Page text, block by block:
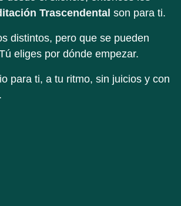
son para ti.
distintos, pero que se pueden
eliges por dónde empezar.
para ti, a tu ritmo, sin juicios y con